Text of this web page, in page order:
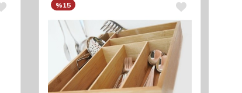
%15